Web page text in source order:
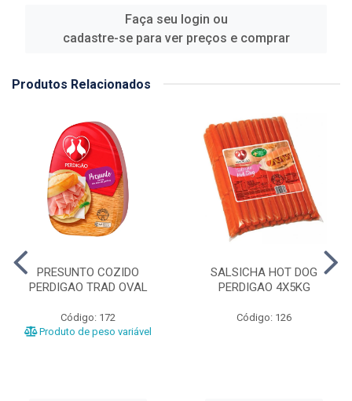
Faça seu login ou
cadastre-se para ver preços e comprar
Produtos Relacionados
PRESUNTO COZIDO
PERDIGAO TRAD OVAL
Código: 172
Produto de peso variável
SALSICHA HOT DOG
PERDIGAO 4X5KG
Código: 126